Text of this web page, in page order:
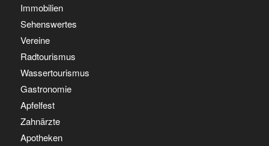
Immobilien
Sehenswertes
Vereine
Radtourismus
Wassertourismus
Gastronomie
Apfelfest
Zahnärzte
Apotheken